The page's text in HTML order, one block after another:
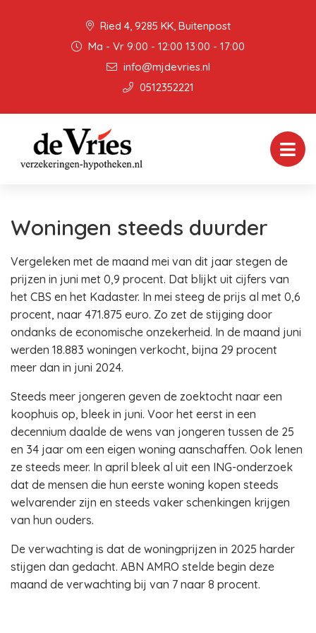
Ried 4, 9285 KK, Buitenpost
Ma - Vr 9:00 - 12:00 13:00 - 17:00
info@mjdevries.nl
0512352221
Woningen steeds duurder
Vergeleken met de maand mei van dit jaar stegen de
prijzen in juni met 0,9 procent. Dat blijkt uit cijfers van
het CBS en het Kadaster. In mei steeg de prijs al met 0,6
procent, naar 471.875 euro. Zo zet de stijging door
ondanks de economische onzekerheid. In de maand juni
werden 18.883 woningen verkocht, bijna 29 procent
meer dan in juni 2024.
Steeds meer jongeren geven de zoektocht naar een
koophuis op, bleek in juni. Voor het eerst in een
decennium daalde de wens van jongeren tussen de 25
en 34 jaar om een eigen woning aanschaffen. Ook lenen
ze steeds meer. In april bleek al uit een ING-onderzoek
dat de mensen die hun eerste woning kopen steeds
welvarender zijn en steeds vaker schenkingen krijgen
van hun ouders.
De verwachting is dat de woningprijzen in 2025 harder
stijgen dan gedacht. ABN AMRO stelde begin deze
maand de verwachting bij van 7 naar 8 procent.